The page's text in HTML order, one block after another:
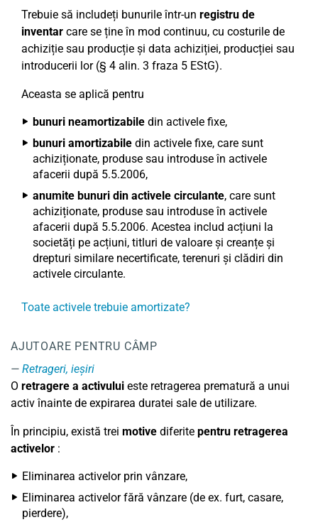
Trebuie să includeți bunurile într-un registru de
inventar care se ține în mod continuu, cu costurile de
achiziție sau producție și data achiziției, producției sau
introducerii lor (§ 4 alin. 3 fraza 5 EStG).
Aceasta se aplică pentru
bunuri neamortizabile din activele fixe,
bunuri amortizabile din activele fixe, care sunt
achiziționate, produse sau introduse în activele
afacerii după 5.5.2006,
anumite bunuri din activele circulante, care sunt
achiziționate, produse sau introduse în activele
afacerii după 5.5.2006. Acestea includ acțiuni la
societăți pe acțiuni, titluri de valoare și creanțe și
drepturi similare necertificate, terenuri și clădiri din
activele circulante.
Toate activele trebuie amortizate?
AJUTOARE PENTRU CÂMP
Retrageri, ieșiri
O retragere a activului este retragerea prematură a unui
activ înainte de expirarea duratei sale de utilizare.
În principiu, există trei motive diferite pentru retragerea
activelor :
Eliminarea activelor prin vânzare,
Eliminarea activelor fără vânzare (de ex. furt, casare,
pierdere),